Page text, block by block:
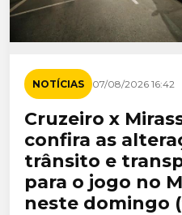
NOTÍCIAS 07/08/2026 16:42
Cruzeiro x
confira as
trânsito e
para o jogo no
neste domingo